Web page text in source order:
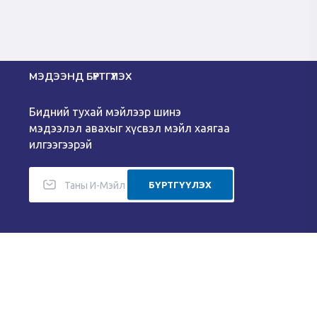
МЭДЭЭНД БҮРТГҮҮЛЭХ
Бидний тухай мэйлээр шинэ
мэдээлэл авахыг хүсвэл мэйл хаягаа
илгээгээрэй
БҮРТГҮҮЛЭХ